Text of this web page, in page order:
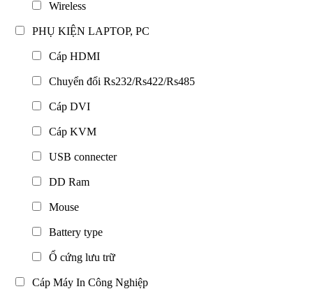
Wireless
PHỤ KIỆN LAPTOP, PC
Cáp HDMI
Chuyển đổi Rs232/Rs422/Rs485
Cáp DVI
Cáp KVM
USB connecter
DD Ram
Mouse
Battery type
Ổ cứng lưu trữ
Cáp Máy In Công Nghiệp